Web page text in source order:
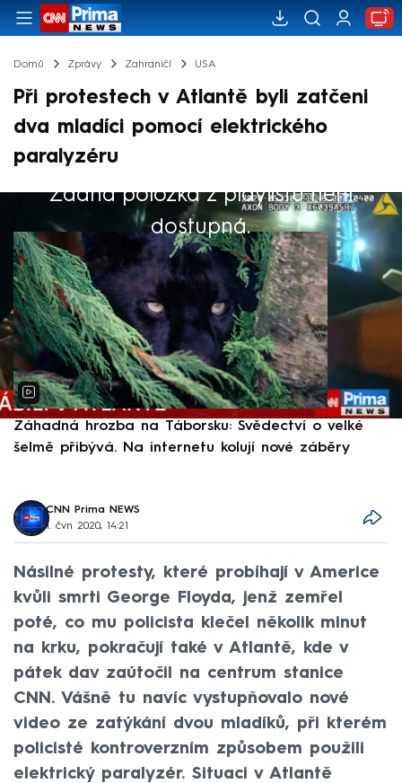
Domů Zprávy Zahraničí USA
Při protestech v Atlantě byli zatčeni
dva mladíci pomocí elektrického
paralyzéru
Žádná položka z playlistu není
dostupná.
Výběr redakce
Záhadná hrozba na Táborsku: Svědectví o velké
šelmě přibývá. Na internetu kolují nové záběry
CNN Prima NEWS
1. čvn 2020, 14:21
Násilné protesty, které probíhají v Americe
kvůli smrti George Floyda, jenž zemřel
poté, co mu policista klečel několik minut
na krku, pokračují také v Atlantě, kde v
pátek dav zaútočil na centrum stanice
CNN. Vášně tu navíc vystupňovalo nové
video ze zatýkání dvou mladíků, při kterém
policisté kontroverzním způsobem použili
elektrický paralyzér. Situaci v Atlantě